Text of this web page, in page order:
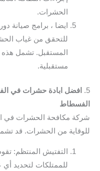
الحشرات.
ايضا ، برامج صيانة
للتحقق من غياب
المستقبل. تشمل هذه
مستقبلية.
5.
افضل ابادة حشرات في
الفسطاط
شركة مكافحة الحشرات في
للوقاية من الحشرات. قد
التفتيش المنتظم:
للممتلكات لتحديد